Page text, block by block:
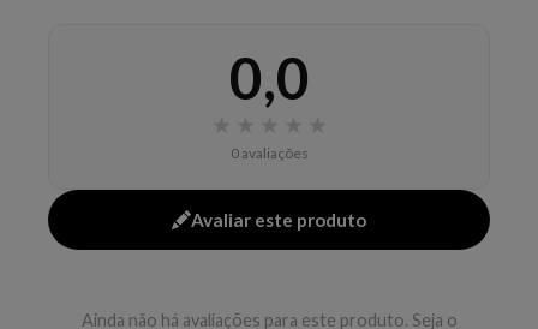
secagem antes de se vestir.
0,0
0 avaliações
Avaliar este produto
Ainda não há avaliações para este produto. Seja o